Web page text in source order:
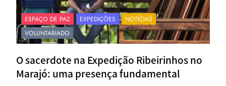
ESPAÇO DE PAZ EXPEDIÇÕES
NOTÍCIAS
VOLUNTARIADO
O sacerdote na Expedição Ribeirinhos no
Marajó: uma presença fundamental